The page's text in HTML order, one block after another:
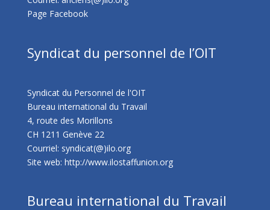
Page Facebook
Syndicat du personnel de l’OIT
Syndicat du Personnel de l'OIT
Bureau international du Travail
4, route des Morillons
CH 1211 Genève 22
Courriel: syndicat(@)ilo.org
Site web: http://www.ilostaffunion.org
Bureau international du Travail